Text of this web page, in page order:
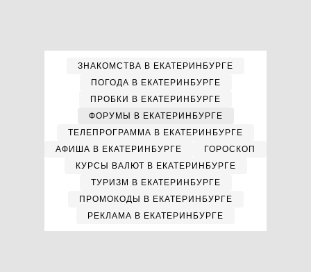
ЗНАКОМСТВА В ЕКАТЕРИНБУРГЕ
ПОГОДА В ЕКАТЕРИНБУРГЕ
ПРОБКИ В ЕКАТЕРИНБУРГЕ
ФОРУМЫ В ЕКАТЕРИНБУРГЕ
ТЕЛЕПРОГРАММА В ЕКАТЕРИНБУРГЕ
АФИША В ЕКАТЕРИНБУРГЕ
ГОРОСКОП
КУРСЫ ВАЛЮТ В ЕКАТЕРИНБУРГЕ
ТУРИЗМ В ЕКАТЕРИНБУРГЕ
ПРОМОКОДЫ В ЕКАТЕРИНБУРГЕ
РЕКЛАМА В ЕКАТЕРИНБУРГЕ